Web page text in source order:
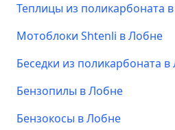
Теплицы из поликарбоната
Мотоблоки Shtenli в Лобне
Беседки из поликарбоната
Бензопилы в Лобне
Бензокосы в Лобне